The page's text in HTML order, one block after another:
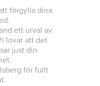
förgylla dina
ett urval av
lovar att det
just din
för fullt